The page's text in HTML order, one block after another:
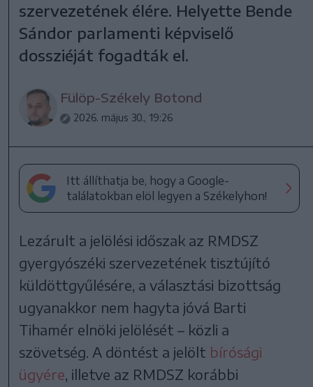
szervezetének élére. Helyette Bende
Sándor parlamenti képviselő
dossziéját fogadták el.
Fülöp-Székely Botond
2026. május 30., 19:26
Itt állíthatja be, hogy a Google-
találatokban elöl legyen a Székelyhon!
Lezárult a jelölési időszak az RMDSZ
gyergyószéki szervezetének tisztújító
küldöttgyűlésére, a választási bizottság
ugyanakkor nem hagyta jóvá Barti
Tihamér elnöki jelölését – közli a
szövetség. A döntést a jelölt bírósági
ügyére, illetve az RMDSZ korábbi